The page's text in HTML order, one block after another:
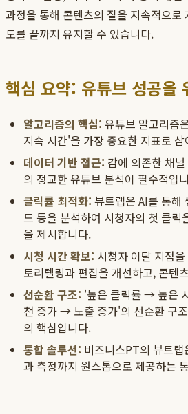
과정을 통해 콘텐츠의 질을 지속적으로
도를 끝까지 유지할 수 있습니다.
핵심 요약: 유튜브 성공을
알고리즘의 핵심: 유튜브 알고리즘
지속 시간'을 가장 중요한 지표로
데이터 기반 접근: 감에 의존한 채
의 정교한 유튜브 분석이 필수적입
클릭률 최적화: 뷰트랩은 AI를 통해
드 등을 분석하여 시청자의 첫 클릭
을 제시합니다.
시청 시간 확보: 시청자 이탈 지점
토리텔링과 편집을 개선하고, 콘텐
선순환 구조: '높은 클릭률 → 높은
천 증가 → 노출 증가'의 선순환 구
의 핵심입니다.
통합 솔루션: 비즈니스PT의 뷰트랩
과 측정까지 원스톱으로 제공하는